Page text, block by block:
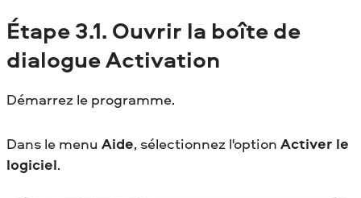
Étape 3.1. Ouvrir la boîte de
dialogue Activation
Démarrez le programme.
Dans le menu Aide, sélectionnez l'option Activer le
logiciel.